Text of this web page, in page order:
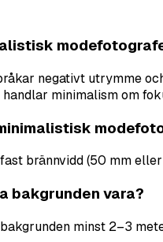
negativt utrymme
minimalism om
brännvidd (50 mm
bakgrunden vara?
minst 2–3